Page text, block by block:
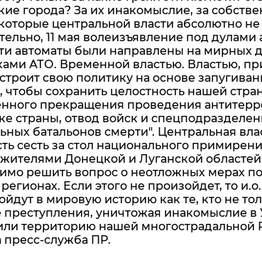
города? За их инакомыслие, за
центральной власти абсолютно
11 мая волеизъявление под
автоматы были направлены на мирных
АТО. Временной властью. Властью,
свою политику на основе
чтобы сохранить целостность нашей
прекращения проведения
страны, отвод войск и
батальонов смерти". Центральная
сесть за стол национального
жителями Донецкой и Луганской
решить вопрос о неотложных мерах
регионах. Если этого не произойдет, то
в мировую историю как те, кто не
уничтожая инакомыслие в
территорию нашей многострадальной
служба ПР.